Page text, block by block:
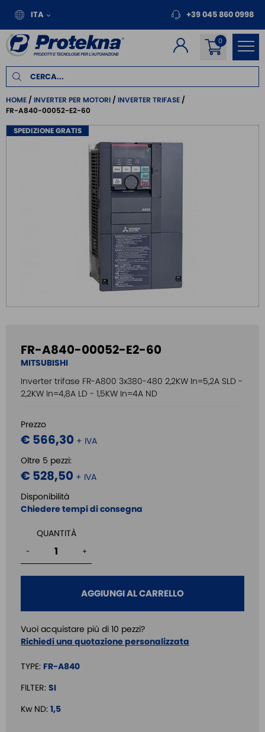
ITA +39 045 860 0998
HOME INVERTER PER MOTORI
INVERTER TRIFASE
FR-A840-00052-E2-60
SPEDIZIONE GRATIS
FR-A840-00052-E2-60
MITSUBISHI
Inverter trifase FR-A800 3x380-480 2,2KW In=5,2A SLD -
2,2KW In=4,8A LD - 1,5KW In=4A ND
Prezzo
€ 566,30 + IVA
Oltre 5 pezzi:
€ 528,50 + IVA
Disponibilità
Chiedere tempi di consegna
QUANTITÀ
- +
AGGIUNGI AL CARRELLO
Vuoi acquistare più di 10 pezzi?
Richiedi una quotazione personalizzata
TYPE: FR-A840
FILTER: SI
Kw ND: 1,5